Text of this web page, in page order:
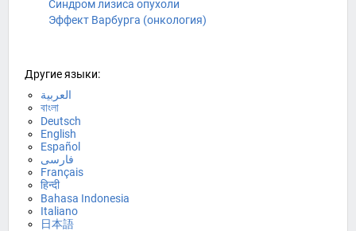
Синдром лизиса опухоли
Эффект Варбурга (онкология)
Другие языки:
العربية
বাংলা
Deutsch
English
Español
فارسی
Français
हिन्दी
Bahasa Indonesia
Italiano
日本語